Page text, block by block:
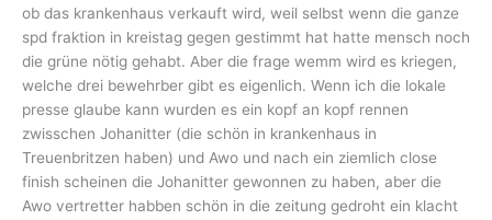
ob das krankenhaus verkauft wird, weil selbst wenn die ganze
spd fraktion in kreistag gegen gestimmt hat hatte mensch noch
die grüne nötig gehabt. Aber die frage wemm wird es kriegen,
welche drei bewehrber gibt es eigenlich. Wenn ich die lokale
presse glaube kann wurden es ein kopf an kopf rennen
zwisschen Johanitter (die schön in krankenhaus in
Treuenbritzen haben) und Awo und nach ein ziemlich close
finish scheinen die Johanitter gewonnen zu haben, aber die
Awo vertretter habben schön in die zeitung gedroht ein klacht